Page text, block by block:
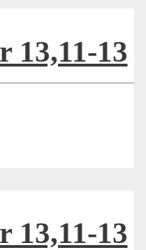
13,11-13
13,11-13